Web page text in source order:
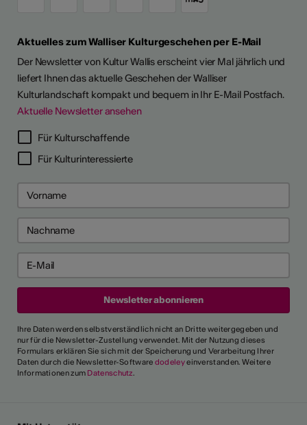
Aktuelles zum Walliser Kulturgeschehen per E-Mail
Der Newsletter von Kultur Wallis erscheint vier Mal jährlich und
liefert Ihnen das aktuelle Geschehen der Walliser
Kulturlandschaft kompakt und bequem in Ihr E-Mail Postfach.
Aktuelle Newsletter ansehen
Für Kulturschaffende
Für Kulturinteressierte
Ihre Daten werden selbstverständlich nicht an Dritte weitergegeben und
nur für die Newsletter-Zustellung verwendet. Mit der Nutzung dieses
Formulars erklären Sie sich mit der Speicherung und Verarbeitung Ihrer
Daten durch die Newsletter-Software dodeleyeinverstanden. Weitere
Informationen zum Datenschutz.